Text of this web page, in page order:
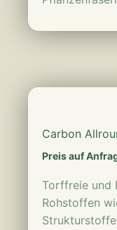
Carbon
Preis auf
Torffreie und
Rohstoffen